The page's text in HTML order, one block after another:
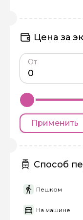
Цена за
От
Применить
Способ
Пешком
На машине